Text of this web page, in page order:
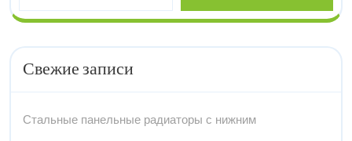
Свежие записи
Стальные панельные радиаторы с нижним